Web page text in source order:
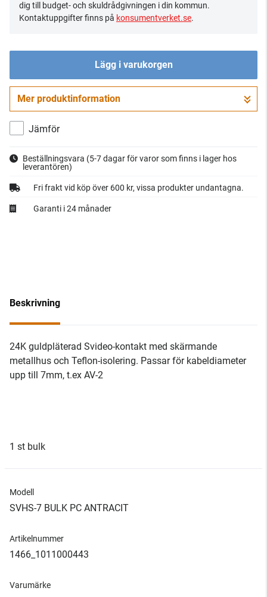
dig till budget- och skuldrådgivningen i din kommun.
Kontaktuppgifter finns på konsumentverket.se.
Lägg i varukorgen
Gå till kassan
Mer produktinformation
Jämför
Beställningsvara (5-7 dagar för varor som finns i lager hos
leverantören)
Fri frakt vid köp över 600 kr, vissa produkter undantagna.
Garanti i 24 månader
Beskrivning
24K guldpläterad Svideo-kontakt med skärmande
metallhus och Teflon-isolering. Passar för kabeldiameter
upp till 7mm, t.ex AV-2
1 st bulk
Modell
SVHS-7 BULK PC ANTRACIT
Artikelnummer
1466_1011000443
Varumärke